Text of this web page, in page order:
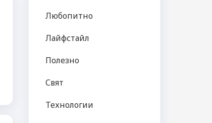
Любопитно
Лайфстайл
Полезно
Свят
Технологии